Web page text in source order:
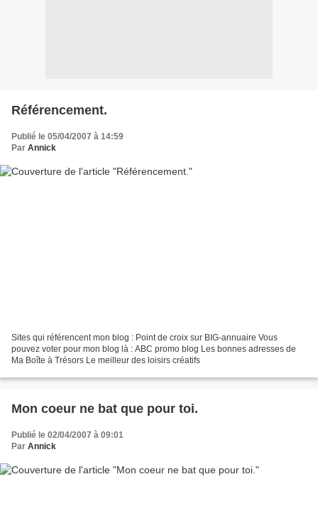
Référencement.
Publié le 05/04/2007 à 14:59
Par Annick
Sites qui référencent mon blog : Point de croix sur BIG-annuaire Vous
pouvez voter pour mon blog là : ABC promo blog Les bonnes adresses de
Ma Boîte à Trésors Le meilleur des loisirs créatifs
Mon coeur ne bat que pour toi.
Publié le 02/04/2007 à 09:01
Par Annick